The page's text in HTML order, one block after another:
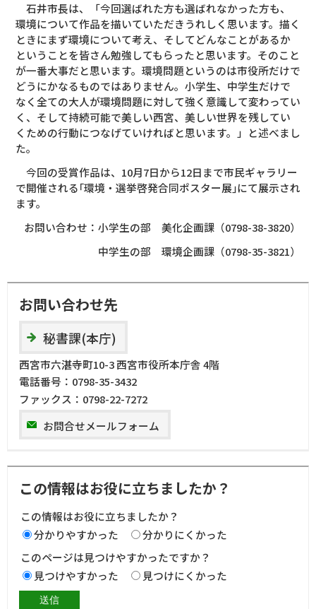
石井市長は、「今回選ばれた方も選ばれなかった方も、
環境について作品を描いていただきうれしく思います。描く
ときにまず環境について考え、そしてどんなことがあるか
ということを皆さん勉強してもらったと思います。そのこと
が一番大事だと思います。環境問題というのは市役所だけで
どうにかなるものではありません。小学生、中学生だけで
なく全ての大人が環境問題に対して強く意識して変わってい
く、そして持続可能で美しい西宮、美しい世界を残してい
くための行動につなげていければと思います。」と述べまし
た。
今回の受賞作品は、10月7日から12日まで市民ギャラリー
で開催される｢環境・選挙啓発合同ポスター展｣にて展示され
ます。
お問い合わせ：小学生の部 美化企画課（0798-38-3820）
中学生の部 環境企画課（0798-35-3821）
お問い合わせ先
秘書課(本庁)
西宮市六湛寺町10-3 西宮市役所本庁舎 4階
電話番号： 0798-35-3432
ファックス： 0798-22-7272
お問合せメールフォーム
この情報はお役に立ちましたか？
この情報はお役に立ちましたか？
分かりやすかった
分かりにくかった
このページは見つけやすかったですか？
見つけやすかった
見つけにくかった